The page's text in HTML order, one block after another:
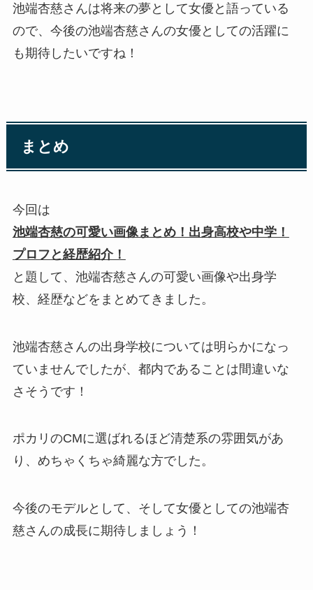
池端杏慈さんは将来の夢として女優と語っている
ので、今後の池端杏慈さんの女優としての活躍に
も期待したいですね！
まとめ
今回は
池端杏慈の可愛い画像まとめ！出身高校や中学！
プロフと経歴紹介！
と題して、池端杏慈さんの可愛い画像や出身学
校、経歴などをまとめてきました。
池端杏慈さんの出身学校については明らかになっ
ていませんでしたが、都内であることは間違いな
さそうです！
ポカリのCMに選ばれるほど清楚系の雰囲気があ
り、めちゃくちゃ綺麗な方でした。
今後のモデルとして、そして女優としての池端杏
慈さんの成長に期待しましょう！